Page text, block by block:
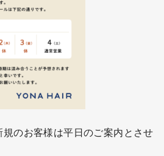
のお客様は平日のご案内とさせ